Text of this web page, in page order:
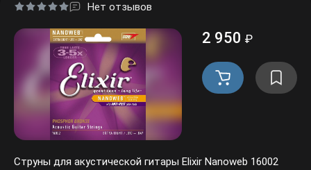
Нет отзывов
2 950 ₽
Струны для акустической гитары Elixir Nanoweb 16002